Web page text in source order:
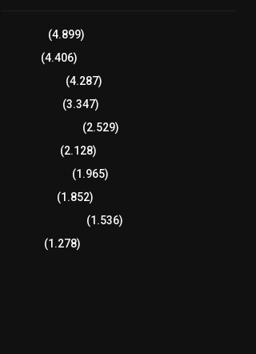
(4.899)
(4.406)
(4.287)
(3.347)
(2.529)
(2.128)
(1.965)
(1.852)
(1.536)
(1.278)